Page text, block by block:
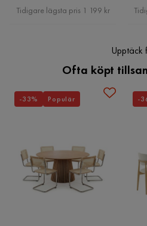
Pris
Tidigare lägsta pris 1 199 kr
Upptäck
Ofta köpt
-33% Populär -